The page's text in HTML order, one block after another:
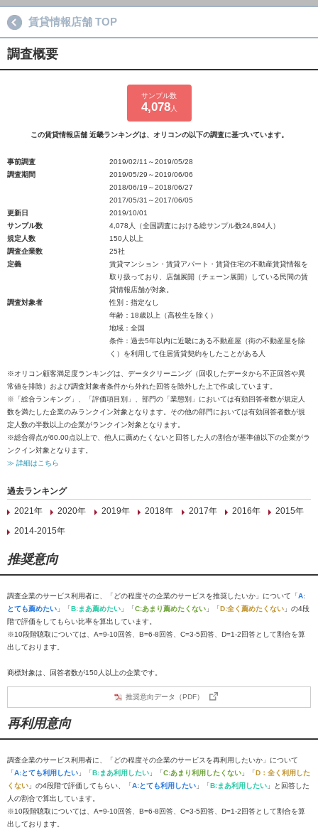
賃貸情報店舗 TOP
調査概要
サンプル数
4,078人
この賃貸情報店舗 近畿ランキングは、オリコンの以下の調査に基づいています。
事前調査
2019/02/11～2019/05/28
調査期間
2019/05/29～2019/06/06
2018/06/19～2018/06/27
2017/05/31～2017/06/05
更新日
2019/10/01
サンプル数
4,078人（全国調査における総サンプル数24,894人）
規定人数
150人以上
調査企業数
25社
定義
賃貸マンション・賃貸アパート・賃貸住宅の不動産賃貸情報を
取り扱っており、店舗展開（チェーン展開）している民間の賃
貸情報店舗が対象。
調査対象者
性別：指定なし
年齢：18歳以上（高校生を除く）
地域：全国
条件：過去5年以内に近畿にある不動産屋（街の不動産屋を除
く）を利用して住居賃貸契約をしたことがある人
※オリコン顧客満足度ランキングは、データクリーニング（回収したデータから不正回答や異
常値を排除）および調査対象者条件から外れた回答を除外した上で作成しています。
※「総合ランキング」、「評価項目別」、部門の「業態別」においては有効回答者数が規定人
数を満たした企業のみランクイン対象となります。その他の部門においては有効回答者数が規
定人数の半数以上の企業がランクイン対象となります。
※総合得点が60.00点以上で、他人に薦めたくないと回答した人の割合が基準値以下の企業がラ
ンクイン対象となります。
≫ 詳細はこちら
過去ランキング
2021年
2020年 2019年 2018年 2017年 2016年
2015年
2014-2015年
推奨意向
調査企業のサービス利用者に、「どの程度その企業のサービスを推奨したいか」について「A:
とても薦めたい 」「B:まあ薦めたい 」「C:あまり薦めたくない 」「D:全く薦めたくない 」の4段
階で評価をしてもらい比率を算出しています。
※10段階聴取については、A=9-10回答、B=6-8回答、C=3-5回答、D=1-2回答として割合を算
出しております。
商標対象は、回答者数が150人以上の企業です。
推奨意向データ（PDF）
再利用意向
調査企業のサービス利用者に、「どの程度その企業のサービスを再利用したいか」について
「A:とても利用したい 」「B:まあ利用したい 」「C:あまり利用したくない 」「D：全く利用した
くない 」の4段階で評価してもらい、「A:とても利用したい 」「B:まあ利用したい 」と回答した
人の割合で算出しています。
※10段階聴取については、A=9-10回答、B=6-8回答、C=3-5回答、D=1-2回答として割合を算
出しております。